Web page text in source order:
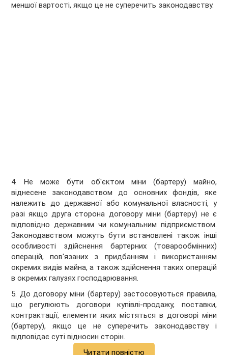
меншої вартості, якщо це не суперечить законодавству.
4. Не може бути об'єктом міни (бартеру) майно,
віднесене законодавством до основних фондів, яке
належить до державної або комунальної власності, у
разі якщо друга сторона договору міни (бартеру) не є
відповідно державним чи комунальним підприємством.
Законодавством можуть бути встановлені також інші
особливості здійснення бартерних (товарообмінних)
операцій, пов'язаних з придбанням і використанням
окремих видів майна, а також здійснення таких операцій
в окремих галузях господарювання.
5. До договору міни (бартеру) застосовуються правила,
що регулюють договори купівлі-продажу, поставки,
контрактації, елементи яких містяться в договорі міни
(бартеру), якщо це не суперечить законодавству і
відповідає суті відносин сторін.
Читати повністю